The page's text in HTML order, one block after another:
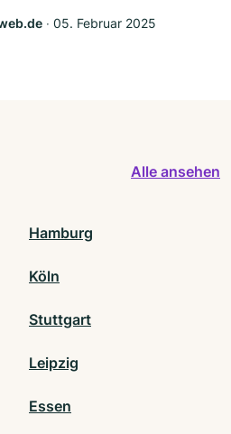
‧ 05. Februar 2025
Alle ansehen
Hamburg
Köln
Stuttgart
Leipzig
Essen